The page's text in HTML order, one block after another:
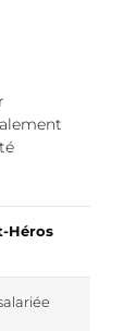
Héros